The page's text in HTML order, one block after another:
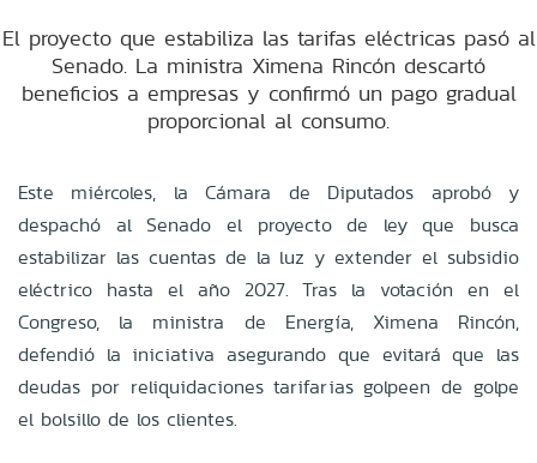
El proyecto que estabiliza las tarifas eléctricas pasó al
Senado. La ministra Ximena Rincón descartó
beneficios a empresas y confirmó un pago gradual
proporcional al consumo.
Este miércoles, la Cámara de Diputados aprobó y
despachó al Senado el proyecto de ley que busca
estabilizar las cuentas de la luz y extender el subsidio
eléctrico hasta el año 2027. Tras la votación en el
Congreso, la ministra de Energía, Ximena Rincón,
defendió la iniciativa asegurando que evitará que las
deudas por reliquidaciones tarifarias golpeen de golpe
el bolsillo de los clientes.